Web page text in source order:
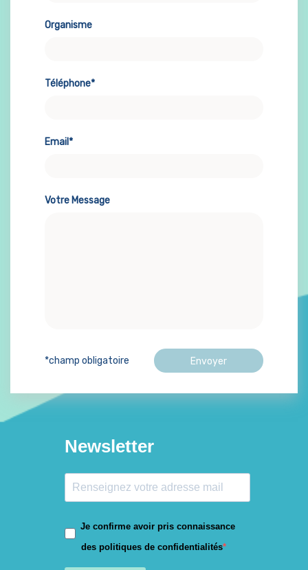
Newsletter
Je confirme avoir pris connaissance
des politiques de confidentialités
Organisme
Téléphone*
Email*
Votre Message
*champ obligatoire